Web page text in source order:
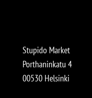
Stupido Market
Porthaninkatu 4
00530 Helsinki